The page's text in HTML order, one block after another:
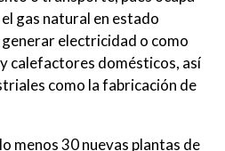
gas natural en estado
electricidad o como
calefactores domésticos, así
como la fabricación de
menos 30 nuevas plantas de